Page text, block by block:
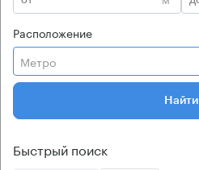
Расположение
Метро
Найти
Быстрый поиск